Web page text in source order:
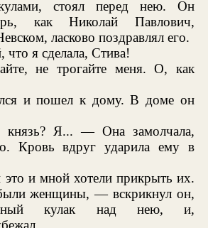
стоял перед нею. Он
как Николай Павлович,
ласково поздравлял его.
я сделала, Стива!
не трогайте меня. О, как
и пошел к дому. В доме он
Я... — Она замолчала,
Кровь вдруг ударила ему в
и мной хотели прикрыть их.
женщины, — вскрикнул он,
кулак над нею, и,